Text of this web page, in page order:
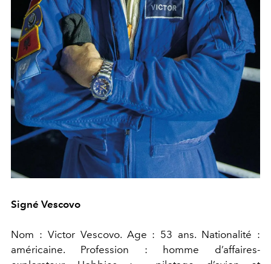
Signé Vescovo
Nom : Victor Vescovo. Age : 53 ans. Nationalité :
américaine. Profession : homme d’affaires-